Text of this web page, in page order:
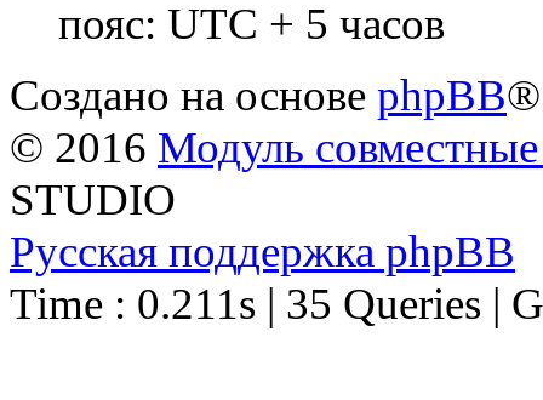
пояс: UTC + 5 часов
Создано на основе phpBB®
© 2016 Модуль
STUDIO
Русская поддержка phpBB
Time : 0.211s | 35 Queries |